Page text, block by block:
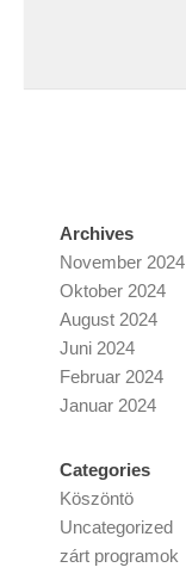
Archives
November 2024
Oktober 2024
August 2024
Juni 2024
Februar 2024
Januar 2024
Categories
Köszöntö
Uncategorized
zárt programok